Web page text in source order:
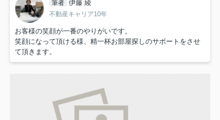
筆者 伊藤 綾
不動産キャリア10年
お客様の笑顔が一番のやりがいです。
笑顔になって頂ける様、精一杯お部屋探しのサポートをさせ
て頂きます。